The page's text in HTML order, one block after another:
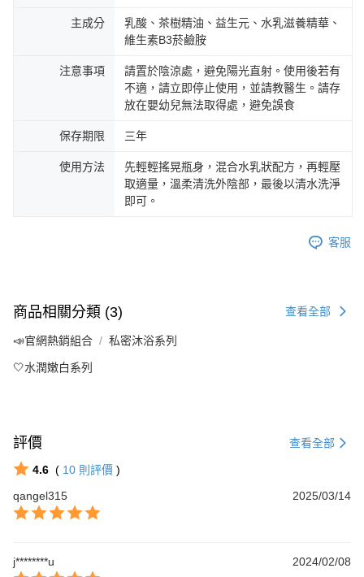
主成分
乳酸、茶樹精油、益生元、水乳滋養精華、
維生素B3菸鹼胺
注意事項
請置於陰涼處，避免陽光直射。使用後若有
不適，請立即停止使用，並請教醫生。請存
放在嬰幼兒無法取得處，避免誤食
保存期限 三年
使用方法
先輕輕搖晃瓶身，混合水乳狀配方，再輕壓
取適量，溫柔清洗外陰部，最後以清水洗淨
即可。
客服
商品相關分類 (3) 查看全部
📣官網熱銷組合 私密沐浴系列
🤍水潤嫩白系列
評價 查看全部
4.6 ( 10 則評價 )
qangel315
2025/03/14
j********u 2024/02/08